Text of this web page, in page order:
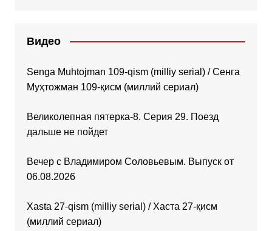
Видео
Senga Muhtojman 109-qism (milliy serial) / Сенга
Муҳтожман 109-қисм (миллий сериал)
Великолепная пятерка-8. Серия 29. Поезд
дальше не пойдет
Вечер с Владимиром Соловьевым. Выпуск от
06.08.2026
Xasta 27-qism (milliy serial) / Хаста 27-қисм
(миллий сериал)